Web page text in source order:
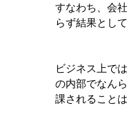
すなわち、会
らず結果とし
ビジネス上で
の内部でなん
課されること